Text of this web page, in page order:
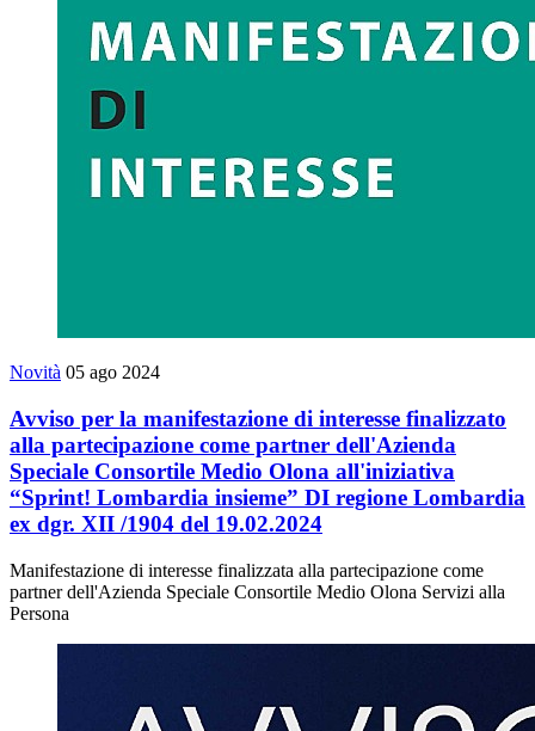
Novità 05 ago 2024
Avviso per la manifestazione di interesse finalizzato
alla partecipazione come partner dell'Azienda
Speciale Consortile Medio Olona all'iniziativa
“Sprint! Lombardia insieme” DI regione Lombardia
ex dgr. XII /1904 del 19.02.2024
Manifestazione di interesse finalizzata alla partecipazione come
partner dell'Azienda Speciale Consortile Medio Olona Servizi alla
Persona